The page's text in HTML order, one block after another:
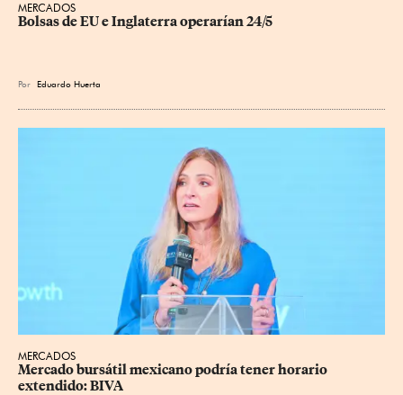
MERCADOS
Bolsas de EU e Inglaterra operarían 24/5
Por Eduardo Huerta
MERCADOS
Mercado bursátil mexicano podría tener horario
extendido: BIVA